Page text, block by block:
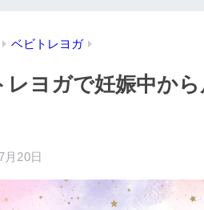
ベビトレヨガ
レヨガで妊娠中か
月20日